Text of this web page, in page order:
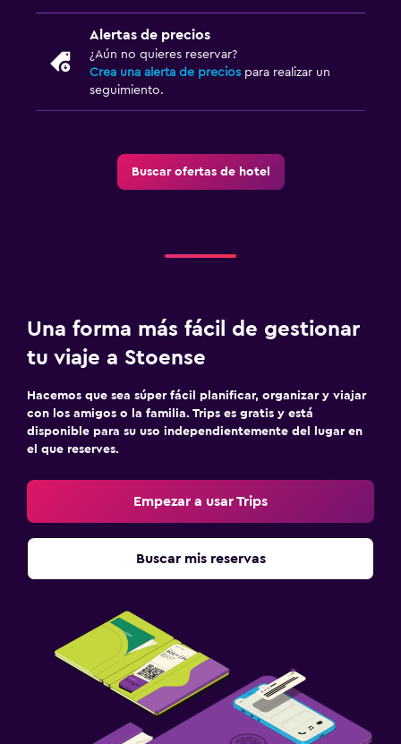
Alertas de precios
¿Aún no quieres reservar?
Crea una alerta de precios para realizar un
seguimiento.
Buscar ofertas de hotel
Una forma más fácil de gestionar
tu viaje a Stoense
Hacemos que sea súper fácil planificar, organizar y viajar
con los amigos o la familia. Trips es gratis y está
disponible para su uso independientemente del lugar en
el que reserves.
Empezar a usar Trips
Buscar mis reservas